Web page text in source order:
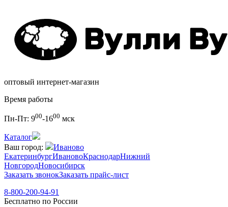
оптовый интернет-магазин
Время работы
Пн-Пт: 900-1600 мск
Каталог
Ваш город:
Иваново
ЕкатеринбургИвановоКраснодарНижний
НовгородНовосибирск
Заказать звонокЗаказать прайс-лист
8-800-200-94-91
Бесплатно по России